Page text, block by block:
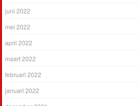
juni 2022
mei 2022
april 2022
maart 2022
februari 2022
januari 2022